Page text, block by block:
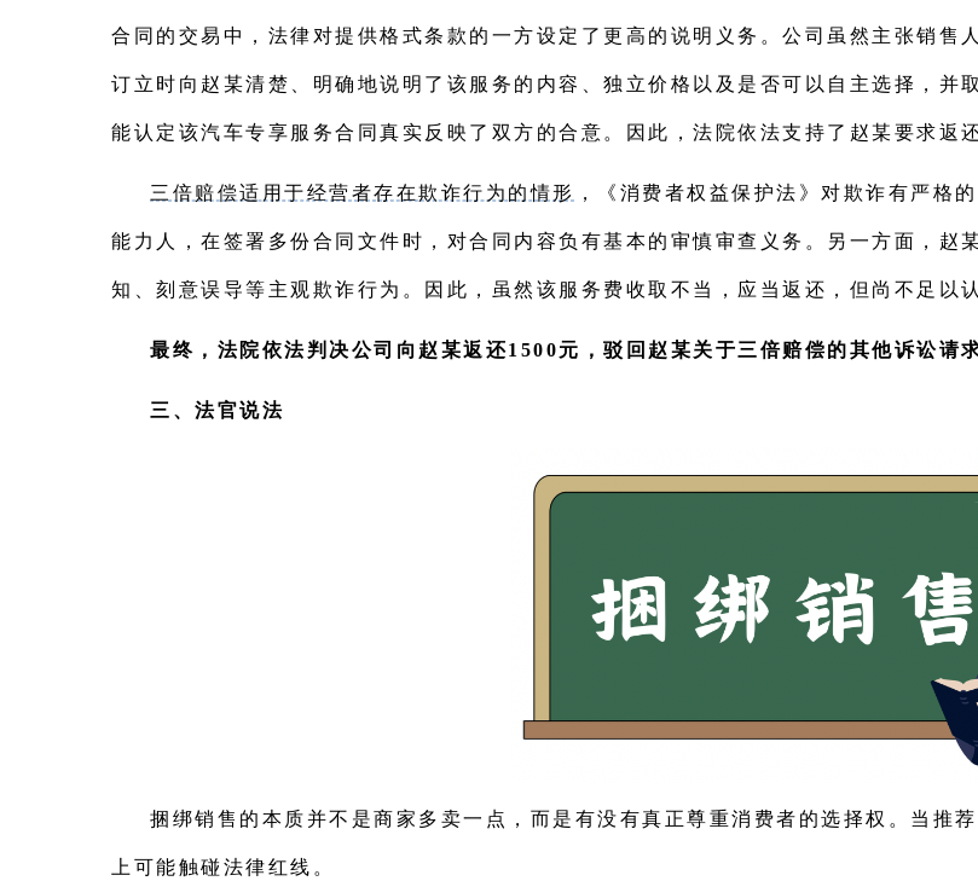
合同的交易中，法律对提供格式条款的一方设定了更高的说明义务。公司虽然主张销售
订立时向赵某清楚、明确地说明了该服务的内容、独立价格以及是否可以自主选择，并
能认定该汽车专享服务合同真实反映了双方的合意。因此，法院依法支持了赵某要求返
三倍赔偿适用于经营者存在欺诈行为的情形 ，《消费者权益保护法》对欺诈有严格
能力人，在签署多份合同文件时，对合同内容负有基本的审慎审查义务。另一方面，赵
知、刻意误导等主观欺诈行为。因此，虽然该服务费收取不当，应当返还，但尚不足以
最终，法院依法判决公司向赵某返还1500元，驳回赵某关于三倍赔偿的其他诉讼请
三、法官说法
捆绑销售的本质并不是商家多卖一点，而是有没有真正尊重消费者的选择权。当推
上可能触碰法律红线。